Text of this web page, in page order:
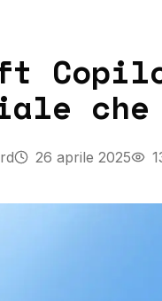
che
26 aprile 2025